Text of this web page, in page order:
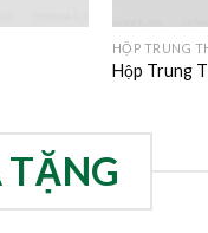
HỘP TRUNG
Hộp Trung
TẶNG